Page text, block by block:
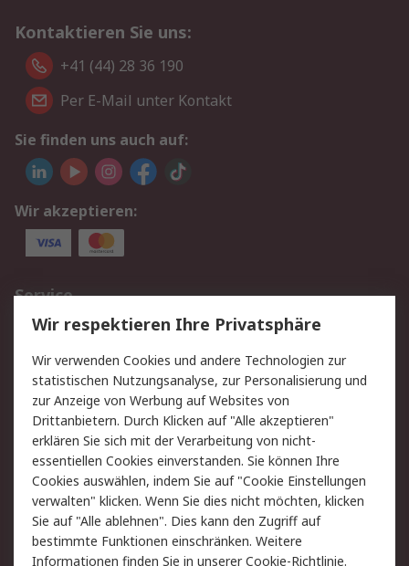
Kontaktieren Sie uns:
+41 (44) 28 36 190
Per E-Mail unter Kontakt
Sie finden uns auch auf:
Wir akzeptieren:
Service
Value Added Services
Lieferlösungen
Rücksendungen
Kontakt
Hilfe
Rechtliches
AGB
Datenschutz
Cookie-Richtlinie
Zahlungsbedingungen
Copyright/Impressum
Über RS
Wir respektieren Ihre Privatsphäre
Wir verwenden Cookies und andere Technologien zur
statistischen Nutzungsanalyse, zur Personalisierung und
zur Anzeige von Werbung auf Websites von
Drittanbietern. Durch Klicken auf "Alle akzeptieren"
erklären Sie sich mit der Verarbeitung von nicht-
essentiellen Cookies einverstanden. Sie können Ihre
Cookies auswählen, indem Sie auf "Cookie Einstellungen
verwalten" klicken. Wenn Sie dies nicht möchten, klicken
Sie auf "Alle ablehnen". Dies kann den Zugriff auf
bestimmte Funktionen einschränken. Weitere
Informationen finden Sie in unsererCookie-Richtlinie.